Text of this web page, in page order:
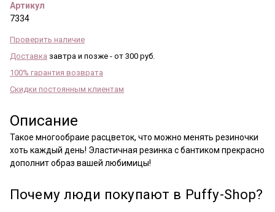
Артикул
7334
Проверить наличие
Доставка завтра и позже - от 300 руб.
100% гарантия возврата
Скидки постоянным клиентам
Описание
Такое многообраие расцветок, что можно менять резиночки
хоть каждый день! Эластичная резинка с бантиком прекрасно
дополнит образ вашей любимицы!
Почему люди покупают в Puffy-Shop?